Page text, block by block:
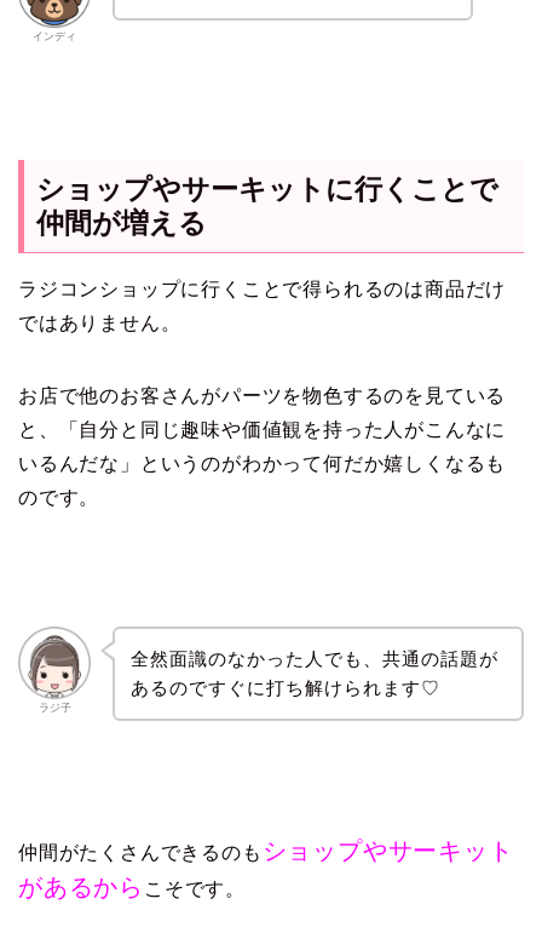
インディ
ショップやサーキットに行くことで
仲間が増える
ラジコンショップに行くことで得られるのは商品だけ
ではありません。
お店で他のお客さんがパーツを物色するのを見ている
と、「自分と同じ趣味や価値観を持った人がこんなに
いるんだな」というのがわかって何だか嬉しくなるも
のです。
ラジ子
全然面識のなかった人でも、共通の話題が
あるのですぐに打ち解けられます♡
仲間がたくさんできるのも ショップやサーキット
があるから こそです。